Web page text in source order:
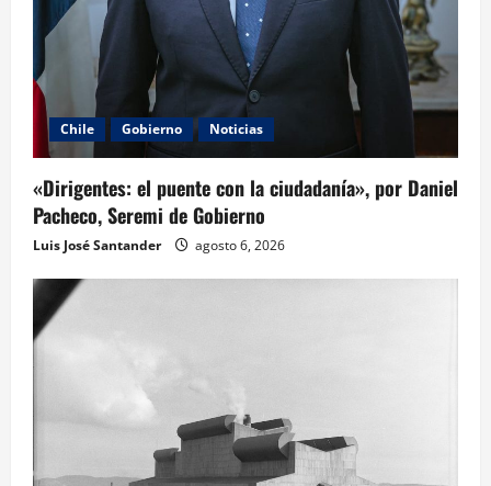
Chile Gobierno Noticias
«Dirigentes: el puente con la ciudadanía», por Daniel
Pacheco, Seremi de Gobierno
Luis José Santander agosto 6, 2026